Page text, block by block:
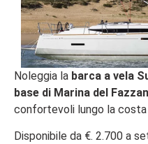
Noleggia la barca a vela
base di Marina del
confortevoli lungo la
Disponibile da €. 2.700 a